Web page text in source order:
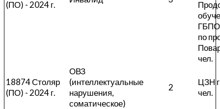
(ПО) - 2024 г.
по
чел.
18874 Столяр
(ПО) - 2024 г.
ОВЗ
(интеллектуальные
нарушения,
соматическое)
2
ЦЗН
чел.